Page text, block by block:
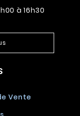
à 16h30
Vente